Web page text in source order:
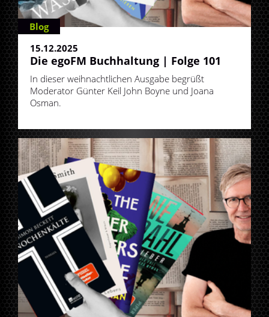
Blog
15.12.2025
Die egoFM Buchhaltung | Folge 101
In dieser weihnachtlichen Ausgabe begrüßt
Moderator Günter Keil John Boyne und Joana
Osman.